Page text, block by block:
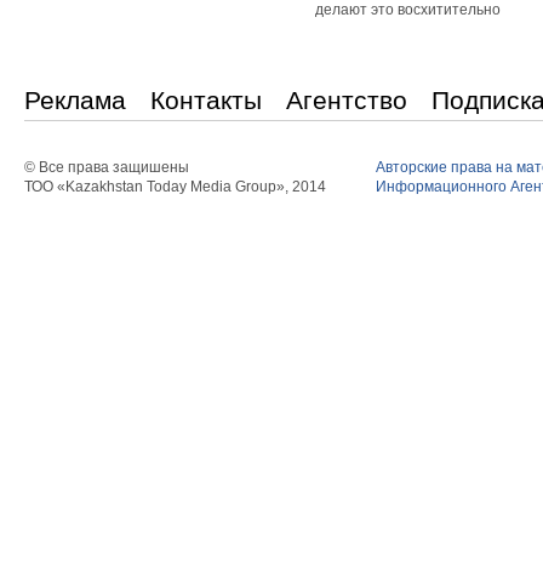
делают это восхитительно
Реклама Контакты Агентство
© Все права защишены
ТОО «Kazakhstan Today Media Group», 2014
Авторские права на
Информационного